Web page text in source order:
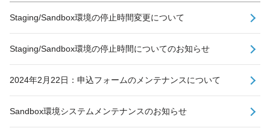
Staging/Sandbox環境の停止時間変更について
Staging/Sandbox環境の停止時間についてのお知らせ
2024年2月22日：申込フォームのメンテナンスについて
Sandbox環境システムメンテナンスのお知らせ